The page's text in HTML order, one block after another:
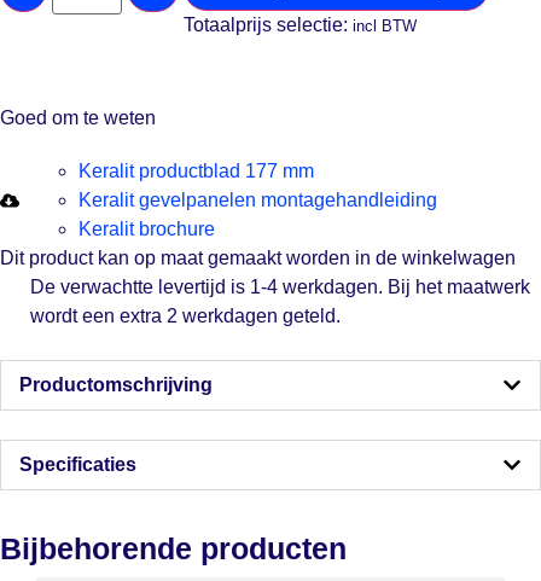
Totaalprijs selectie:incl BTW
Goed om te weten
Keralit productblad 177 mm
Keralit gevelpanelen montagehandleiding
Keralit brochure
Dit product kan op maat gemaakt worden in de winkelwagen
De verwachtte levertijd is 1-4 werkdagen. Bij het maatwerk
wordt een extra 2 werkdagen geteld.
Productomschrijving
Specificaties
Bijbehorende producten